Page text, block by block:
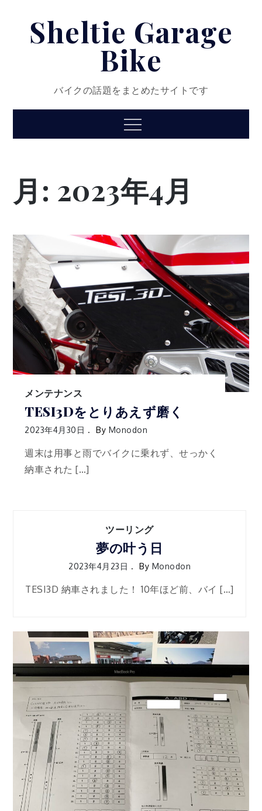
contentSheltie Garage
Bike
バイクの話題をまとめたサイトです
Menu
月: 2023年4月
メンテナンス
TESI3Dをとりあえず磨く
2023年4月30日 By Monodon
週末は用事と雨でバイクに乗れず、せっかく
納車された […]
ツーリング
夢の叶う日
2023年4月23日 By Monodon
TESI3D 納車されました！ 10年ほど前、バイ […]